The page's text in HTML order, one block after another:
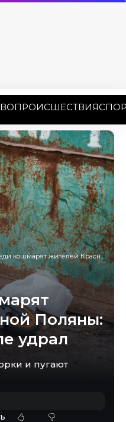
ПРОИСШЕСТВИЯ
жителей Красной Поляны: самокатчик еле удрал
Поляны:
удрал
и пугают